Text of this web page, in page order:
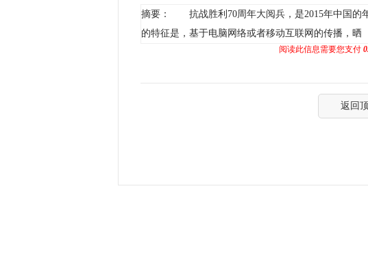
摘要： 抗战胜利70周年大阅兵，是2015年中国的
的特征是，基于电脑网络或者移动互联网的传播，晒
阅读此信息需要您支付
返回